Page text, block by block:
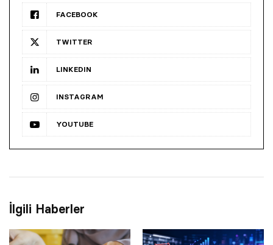
FACEBOOK
TWITTER
LINKEDIN
INSTAGRAM
YOUTUBE
İlgili Haberler